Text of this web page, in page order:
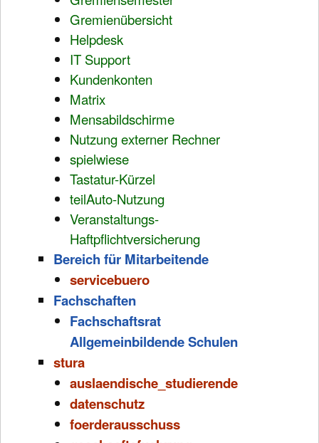
Gremienübersicht
Helpdesk
IT Support
Kundenkonten
Matrix
Mensabildschirme
Nutzung externer Rechner
spielwiese
Tastatur-Kürzel
teilAuto-Nutzung
Veranstaltungs-
Haftpflichtversicherung
Bereich für Mitarbeitende
servicebuero
Fachschaften
Fachschaftsrat
Allgemeinbildende Schulen
stura
auslaendische_studierende
datenschutz
foerderausschuss